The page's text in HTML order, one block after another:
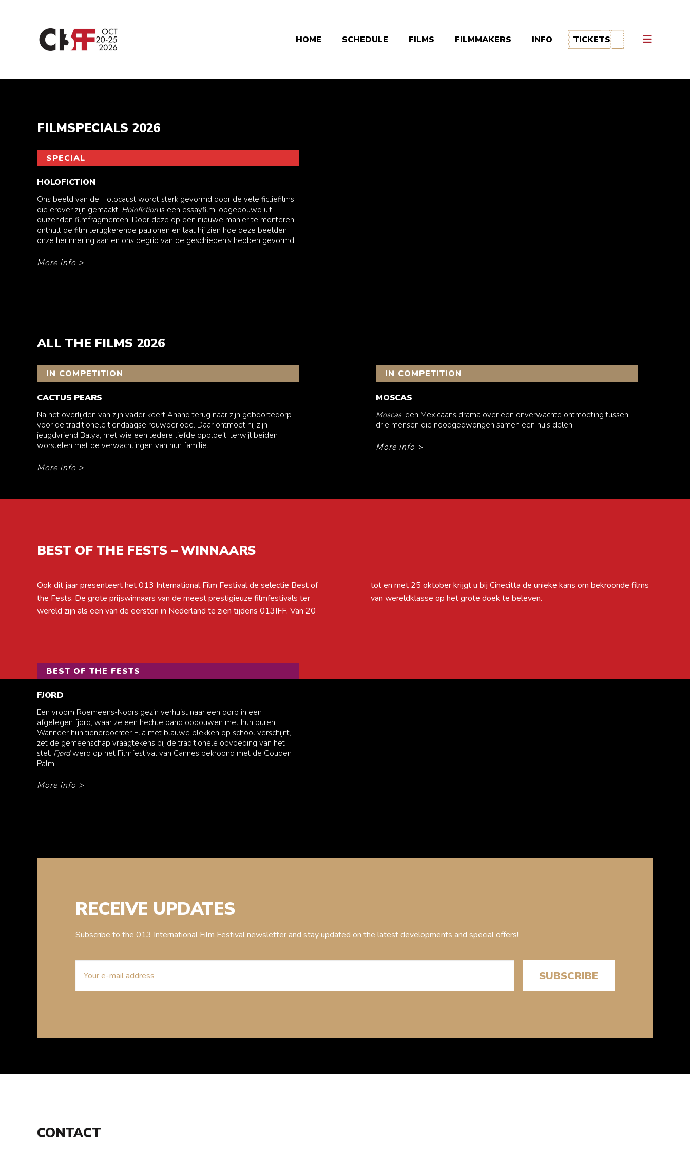
HOME SCHEDULE FILMS FILMMAKERS INFO TICKETS
FILMSPECIALS 2026
SPECIAL
HOLOFICTION
Ons beeld van de Holocaust wordt sterk gevormd door de vele fictiefilms
die erover zijn gemaakt. Holofictionis een essayfilm, opgebouwd uit
duizenden filmfragmenten. Door deze op een nieuwe manier te monteren,
onthult de film terugkerende patronen en laat hij zien hoe deze beelden
onze herinnering aan en ons begrip van de geschiedenis hebben gevormd.
More info >
ALL THE FILMS 2026
IN COMPETITION
CACTUS PEARS
Na het overlijden van zijn vader keert Anand terug naar zijn geboortedorp
voor de traditionele tiendaagse rouwperiode. Daar ontmoet hij zijn
jeugdvriend Balya, met wie een tedere liefde opbloeit, terwijl beiden
worstelen met de verwachtingen van hun familie.
More info >
IN COMPETITION
MOSCAS
Moscas, een Mexicaans drama over een onverwachte ontmoeting tussen
drie mensen die noodgedwongen samen een huis delen.
More info >
BEST OF THE FESTS – WINNAARS
Ook dit jaar presenteert het 013 International Film Festival de selectie Best of
the Fests. De grote prijswinnaars van de meest prestigieuze filmfestivals ter
wereld zijn als een van de eersten in Nederland te zien tijdens 013IFF. Van 20
tot en met 25 oktober krijgt u bij Cinecitta de unieke kans om bekroonde films
van wereldklasse op het grote doek te beleven.
BEST OF THE FESTS
FJORD
Een vroom Roemeens-Noors gezin verhuist naar een dorp in een
afgelegen fjord, waar ze een hechte band opbouwen met hun buren.
Wanneer hun tienerdochter Elia met blauwe plekken op school verschijnt,
zet de gemeenschap vraagtekens bij de traditionele opvoeding van het
stel. Fjordwerd op het Filmfestival van Cannes bekroond met de Gouden
Palm.
More info >
RECEIVE UPDATES
Subscribe to the 013 International Film Festival newsletter and stay updated on the latest developments and special offers!
mailaddress
CONTACT